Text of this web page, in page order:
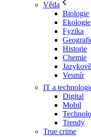
Věda
Biologie
Ekologie
Fyzika
Historie
Chemie
Vesmír
IT a
Digital
Mobil
Trendy
True crime